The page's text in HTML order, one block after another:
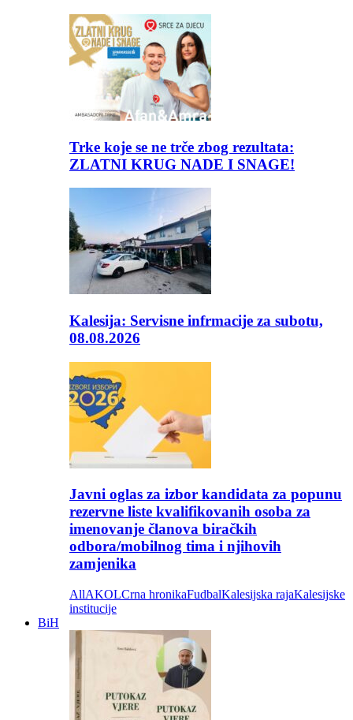
Trke koje se ne trče zbog rezultata:
ZLATNI KRUG NADE I SNAGE!
Kalesija: Servisne infrmacije za subotu,
08.08.2026
Javni oglas za izbor kandidata za popunu
rezervne liste kvalifikovanih osoba za
imenovanje članova biračkih
odbora/mobilnog tima i njihovih
zamjenika
AllAKOLCrna hronikaFudbalKalesijska rajaKalesijske
institucije
BiH